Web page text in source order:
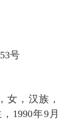
号
，汉族，
1990年9月